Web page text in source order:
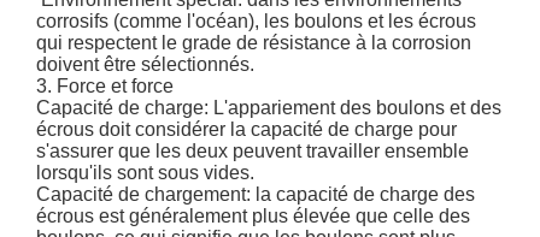
corrosifs (comme l'océan), les boulons et les écrous
qui respectent le grade de résistance à la corrosion
doivent être sélectionnés.
3. Force et force
Capacité de charge: L'appariement des boulons et des
écrous doit considérer la capacité de charge pour
s'assurer que les deux peuvent travailler ensemble
lorsqu'ils sont sous vides.
Capacité de chargement: la capacité de charge des
écrous est généralement plus élevée que celle des